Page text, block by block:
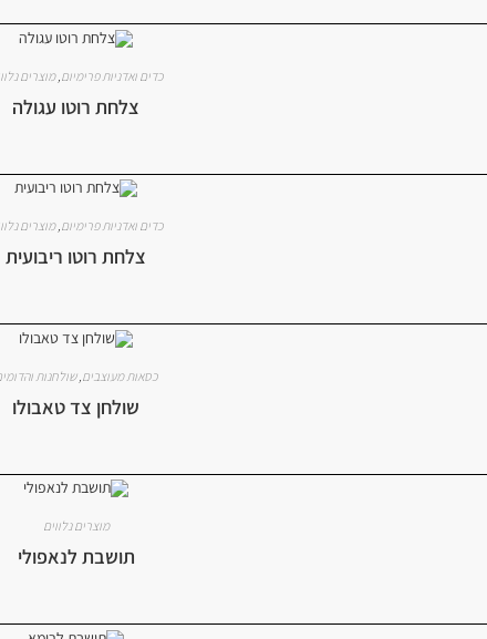
כדים ואדניות פרימיום ,מוצרים
צלחת רוטו עגולה
כדים ואדניות פרימיום,מוצרים
צלחת רוטו ריבועית
כסאות מעוצבים ,שולחנות
שולחן צד טאבולו
מוצרים נלווים
תושבת לנאפולי